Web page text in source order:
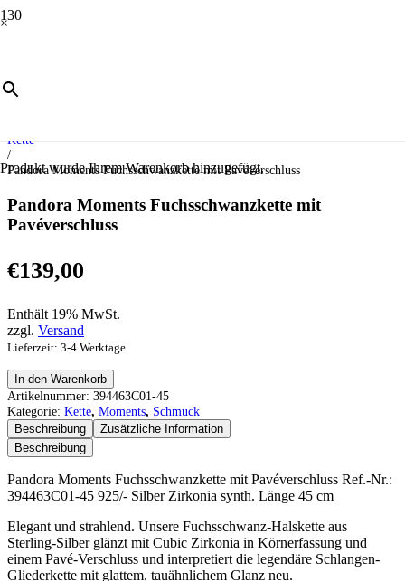
×
Produktwurde Ihrem Warenkorb hinzugefügt.
/
Kette
/
Pandora Moments Fuchsschwanzkette mit Pavéverschluss
Pandora Moments Fuchsschwanzkette mit
Pavéverschluss
€139,00
Enthält 19% MwSt.
zzgl. Versand
Lieferzeit: 3-4 Werktage
Pandora
Moments
Fuchsschwanzkette
mit
Pavéverschluss
Menge
In den Warenkorb
Artikelnummer: 394463C01-45
Kategorie: Kette, Moments, Schmuck
Beschreibung
Zusätzliche Information
Beschreibung
Pandora Moments Fuchsschwanzkette mit Pavéverschluss Ref.-Nr.:
394463C01-45 925/- Silber Zirkonia synth. Länge 45 cm
Elegant und strahlend. Unsere Fuchsschwanz-Halskette aus
Sterling-Silber glänzt mit Cubic Zirkonia in Körnerfassung und
einem Pavé-Verschluss und interpretiert die legendäre Schlangen-
Gliederkette mit glattem, tauähnlichem Glanz neu.